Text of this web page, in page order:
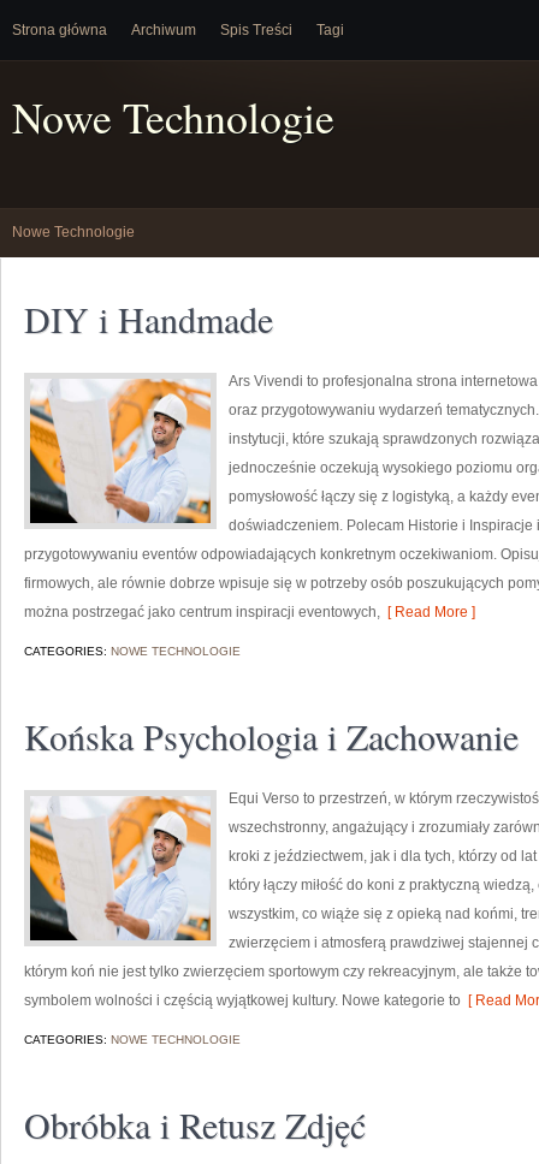
Strona główna Archiwum Spis Treści Tagi
Nowe Technologie
Nowe Technologie
DIY i Handmade
Ars Vivendi to profesjonalna strona
oraz przygotowywaniu wydarzeń
instytucji, które szukają sprawdzonych
jednocześnie oczekują wysokiego poziomu
pomysłowość łączy się z logistyką, a każdy
doświadczeniem. Polecam Historie i
przygotowywaniu eventów odpowiadających konkretnym oczekiwaniom.
firmowych, ale równie dobrze wpisuje się w potrzeby osób poszukujących
można postrzegać jako centrum inspiracji eventowych, [ Read More ]
CATEGORIES: NOWE TECHNOLOGIE
Końska Psychologia i Zachowanie
Equi Verso to przestrzeń, w którym
wszechstronny, angażujący i zrozumiały
kroki z jeździectwem, jak i dla tych, którzy od
który łączy miłość do koni z praktyczną
wszystkim, co wiąże się z opieką nad końmi,
zwierzęciem i atmosferą prawdziwej stajennej
którym koń nie jest tylko zwierzęciem sportowym czy rekreacyjnym, ale także
symbolem wolności i częścią wyjątkowej kultury. Nowe kategorie to [ Read
CATEGORIES: NOWE TECHNOLOGIE
Obróbka i Retusz Zdjęć